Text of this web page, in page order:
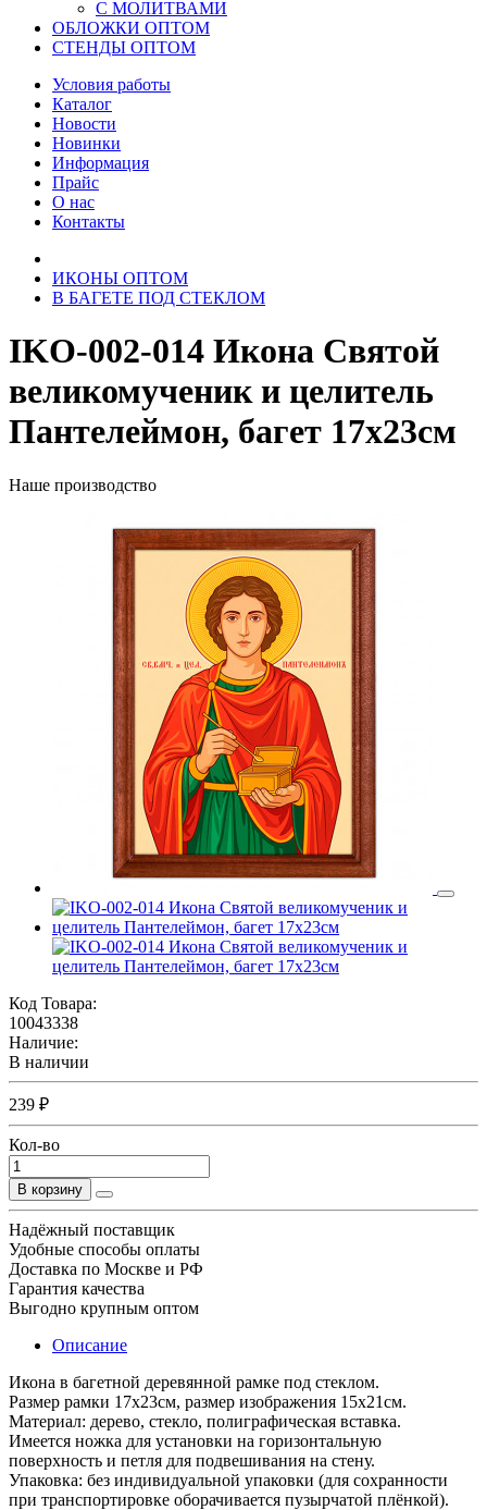
С МОЛИТВАМИ
ОБЛОЖКИ ОПТОМ
СТЕНДЫ ОПТОМ
Условия работы
Каталог
Новости
Новинки
Информация
Прайс
О нас
Контакты
ИКОНЫ ОПТОМ
В БАГЕТЕ ПОД СТЕКЛОМ
IKO-002-014 Икона Святой
великомученик и целитель
Пантелеймон, багет 17х23см
Наше производство
Код Товара:
10043338
Наличие:
В наличии
239 ₽
Кол-во
В корзину
Надёжный поставщик
Удобные способы оплаты
Доставка по Москве и РФ
Гарантия качества
Выгодно крупным оптом
Описание
Икона в багетной деревянной рамке под стеклом.
Размер рамки 17x23см, размер изображения 15x21см.
Материал: дерево, стекло, полиграфическая вставка.
Имеется ножка для установки на горизонтальную
поверхность и петля для подвешивания на стену.
Упаковка: без индивидуальной упаковки (для сохранности
при транспортировке оборачивается пузырчатой плёнкой).